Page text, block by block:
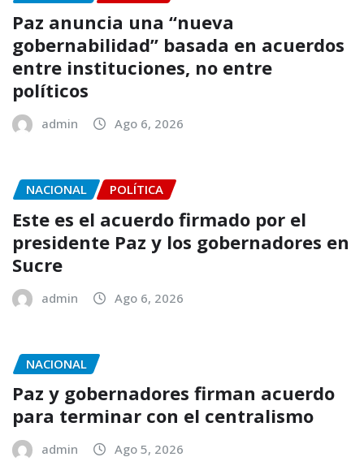
Paz anuncia una “nueva
gobernabilidad” basada en acuerdos
entre instituciones, no entre
políticos
admin Ago 6, 2026
NACIONAL POLÍTICA
Este es el acuerdo firmado por el
presidente Paz y los gobernadores en
Sucre
admin Ago 6, 2026
NACIONAL
Paz y gobernadores firman acuerdo
para terminar con el centralismo
admin Ago 5, 2026